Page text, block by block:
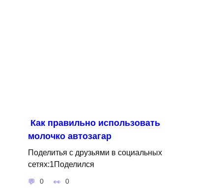
Как правильно использовать
молочко автозагар
Поделитья с друзьями в социальных
сетях:1Поделился
0 0